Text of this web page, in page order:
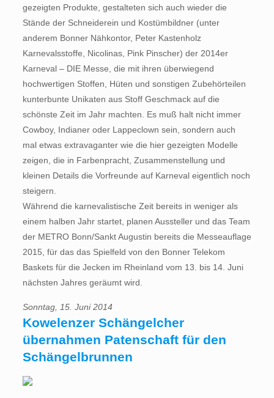
gezeigten Produkte, gestalteten sich auch wieder die
Stände der Schneiderein und Kostümbildner (unter
anderem Bonner Nähkontor, Peter Kastenholz
Karnevalsstoffe, Nicolinas, Pink Pinscher) der 2014er
Karneval – DIE Messe, die mit ihren überwiegend
hochwertigen Stoffen, Hüten und sonstigen Zubehörteilen
kunterbunte Unikaten aus Stoff Geschmack auf die
schönste Zeit im Jahr machten. Es muß halt nicht immer
Cowboy, Indianer oder Lappeclown sein, sondern auch
mal etwas extravaganter wie die hier gezeigten Modelle
zeigen, die in Farbenpracht, Zusammenstellung und
kleinen Details die Vorfreunde auf Karneval eigentlich noch
steigern.
Während die karnevalistische Zeit bereits in weniger als
einem halben Jahr startet, planen Aussteller und das Team
der METRO Bonn/Sankt Augustin bereits die Messeauflage
2015, für das das Spielfeld von den Bonner Telekom
Baskets für die Jecken im Rheinland vom 13. bis 14. Juni
nächsten Jahres geräumt wird.
Sonntag, 15. Juni 2014
Kowelenzer Schängelcher
übernahmen Patenschaft für den
Schängelbrunnen